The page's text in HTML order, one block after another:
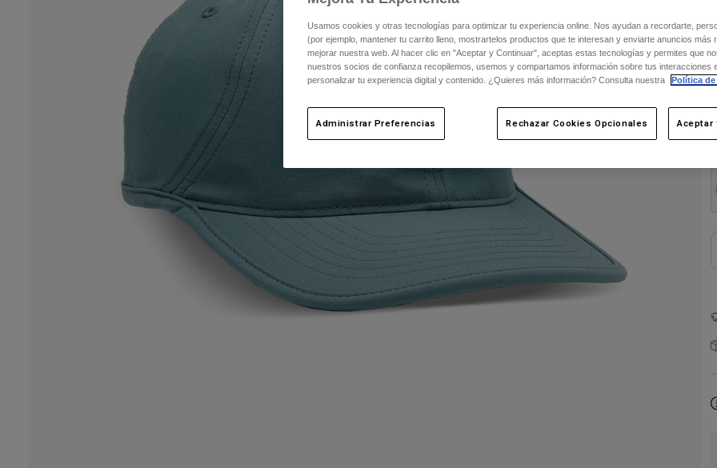
Usamos cookies y otras tecnologías para optimizar tu experiencia online. Nos ayudan a recordarte,
(por ejemplo, mantener tu carrito lleno, mostrartelos productos que te interesan y enviarte anuncios más
mejorar nuestra web. Al hacer clic en "Aceptar y Continuar", aceptas estas tecnologías y permites que
nuestros socios de confianza recopilemos, usemos y compartamos información sobre tus interacciones
personalizar tu experiencia digital y contenido. ¿Quieres más información? Consulta nuestra
Política
Administrar Preferencias Rechazar Cookies Opcionales Aceptar